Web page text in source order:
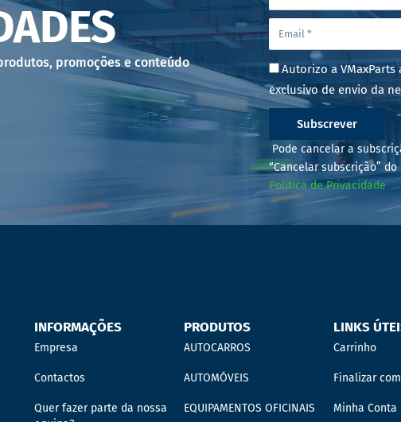
promoções e conteúdo
Autorizo a
exclusivo de envio da
Subscrever
Pode cancelar a
“Cancelar subscrição”
Política de Privacidade
INFORMAÇÕES
Empresa
Contactos
Quer fazer parte da nossa
PRODUTOS
AUTOCARROS
AUTOMÓVEIS
EQUIPAMENTOS OFICINAIS
LINKS
Carrinho
Finalizar
Minha Conta